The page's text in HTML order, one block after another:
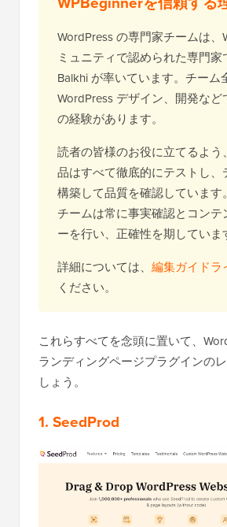
WordPress の専門家チームは、
ミュニティで認められた専門家
Balkhi が率いています。チーム
WordPress デザイン、開発など
の経験があります。
読者の皆様のお役に立てるよう
品はすべて徹底的にテストし、
構築して品質を確認しています
チームは常に事実確認とコンテ
ーを行い、正確性を期していま
詳細については、 編集ガイドラ
ください。
これらすべてを念頭に置いて、
ランディングページプラグインの
しょう。
1. SeedProd